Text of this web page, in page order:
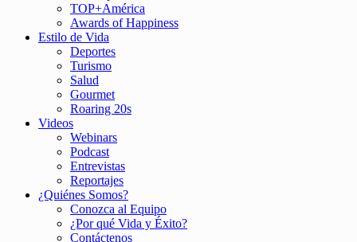
TOP+América
Awards of Happiness
Estilo de Vida
Deportes
Turismo
Salud
Gourmet
Roaring 20s
Videos
Webinars
Podcast
Entrevistas
Reportajes
¿Quiénes Somos?
Conozca al Equipo
¿Por qué Vida y Éxito?
Contáctenos